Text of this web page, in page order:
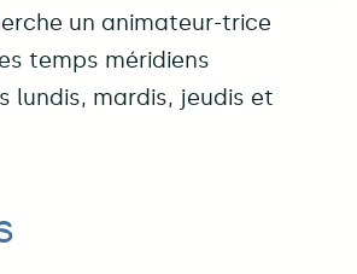
un animateur-trice
temps méridiens
lundis, mardis, jeudis et